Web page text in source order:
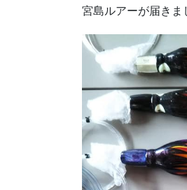
宮島ルアーが届き